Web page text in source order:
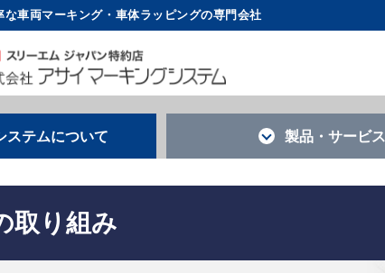
車両マーキング・車体ラッピングの専門会社
ステムについて 製品・サービス
取り組み